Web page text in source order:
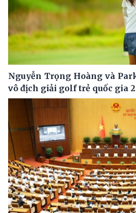
Nguyễn Trọng Hoàng và
vô địch giải golf trẻ quốc gia